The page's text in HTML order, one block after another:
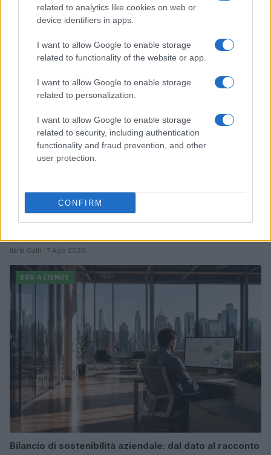
related to analytics like cookies on web or
device identifiers in apps.
I want to allow Google to enable storage
related to functionality of the website or app.
I want to allow Google to enable storage
related to personalization.
I want to allow Google to enable storage
related to security, including authentication
functionality and fraud prevention, and other
user protection.
CONFIRM
Continua a leggere
ESG AZIENDE
Retention nel settore finanziario: soluzioni per
Ilaria Galli · 7 Ago 2026
ESG AZIENDE
Bilancio di sostenibilità aziendale: dal dato al racconto